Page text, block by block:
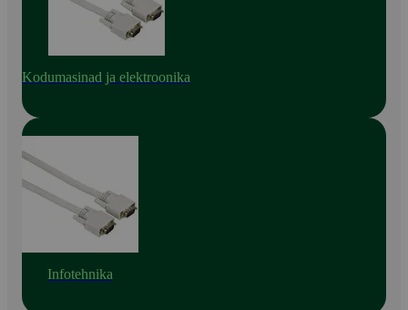
Kodumasinad ja elektroonika
Infotehnika